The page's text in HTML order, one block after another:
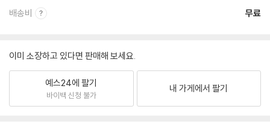
배송비 무료
이미 소장하고 있다면 판매해 보세요.
예스24에 팔기
바이백 신청 불가
내 가게에서 팔기